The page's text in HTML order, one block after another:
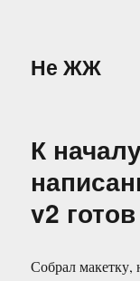
Не ЖЖ
К
v2 готов
Собрал макетку,